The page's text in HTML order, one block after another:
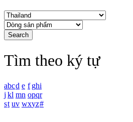
Tìm theo ký tự
abcd e f ghi
j kl mn opqr
st uv wxyz#